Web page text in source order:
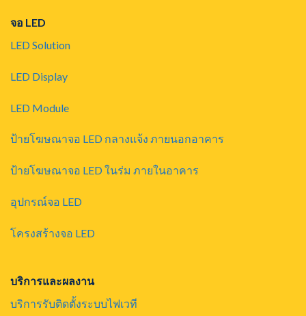
จอ LED
LED Solution
LED Display
LED Module
ป้ายโฆษณาจอ LED กลางแจ้ง ภายนอกอาคาร
ป้ายโฆษณาจอ LED ในร่ม ภายในอาคาร
อุปกรณ์จอ LED
โครงสร้างจอ LED
บริการและผลงาน
บริการรับติดตั้งระบบไฟเวที